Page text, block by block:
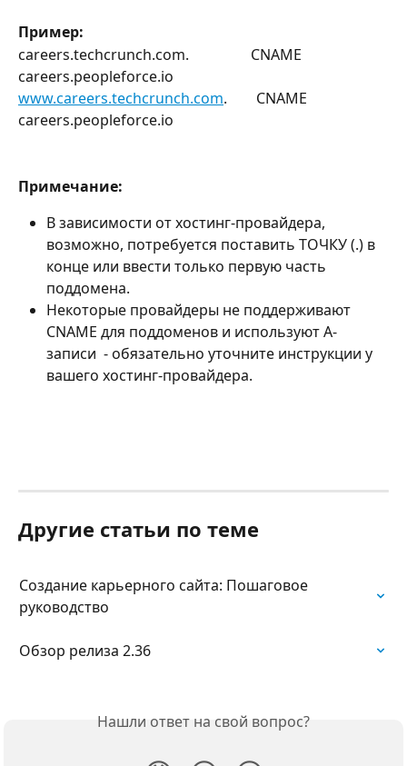
Пример:
careers.techcrunch.com.                 CNAME
careers.peopleforce.io
www.careers.techcrunch.com.        CNAME
careers.peopleforce.io
Примечание:
В зависимости от хостинг-провайдера,
возможно, потребуется поставить ТОЧКУ (.) в
конце или ввести только первую часть
поддомена.
Некоторые провайдеры не поддерживают
CNAME для поддоменов и используют A-
записи  - обязательно уточните инструкции у
вашего хостинг-провайдера.
Другие статьи по теме
Создание карьерного сайта: Пошаговое
руководство
Обзор релиза 2.36
Нашли ответ на свой вопрос?